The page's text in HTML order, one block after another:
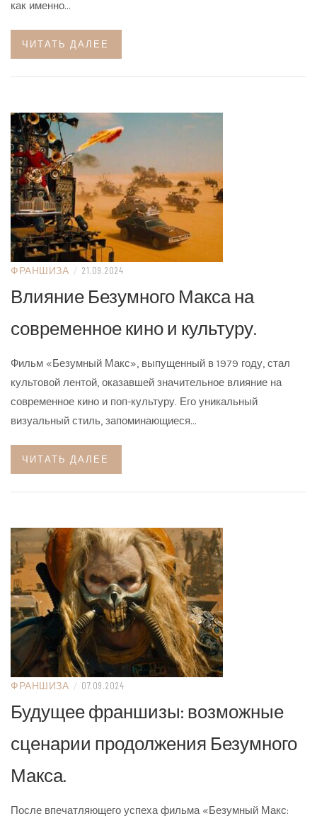
как именно…
ЧИТАТЬ ДАЛЕЕ
ФРАНШИЗА / 21.09.2024
Влияние Безумного Макса на
современное кино и культуру.
Фильм «Безумный Макс», выпущенный в 1979 году, стал
культовой лентой, оказавшей значительное влияние на
современное кино и поп-культуру. Его уникальный
визуальный стиль, запоминающиеся…
ЧИТАТЬ ДАЛЕЕ
ФРАНШИЗА / 07.09.2024
Будущее франшизы: возможные
сценарии продолжения Безумного
Макса.
После впечатляющего успеха фильма «Безумный Макс: